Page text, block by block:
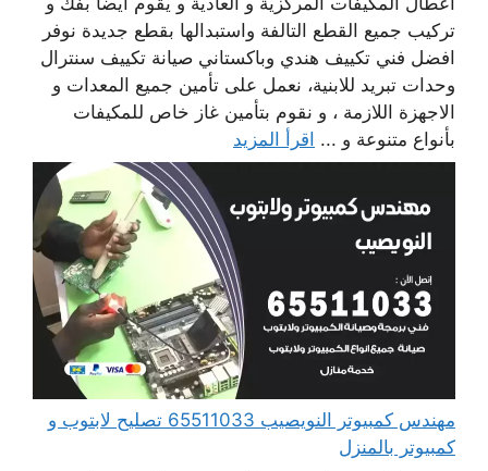
تركيب جميع القطع التالفة واستبدالها بقطع جديدة نوفر
افضل فني تكييف هندي وباكستاني صيانة تكييف سنترال
وحدات تبريد للابنية، نعمل على تأمين جميع المعدات و
الاجهزة اللازمة ، و نقوم بتأمين غاز خاص للمكيفات
بأنواع متنوعة و ... اقرأ المزيد
مهندس كمبيوتر النويصيب 65511033 تصليح لابتوب و
كمبيوتر بالمنزل